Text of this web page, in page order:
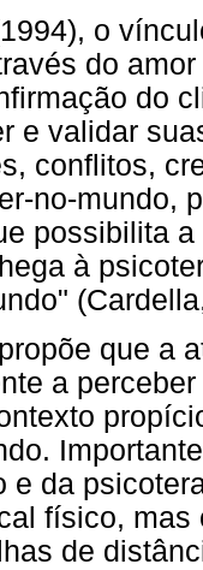
o
do
do
e validar
conflitos,
no-mundo,
possibilita
à
que a
a
e da
físico,
de